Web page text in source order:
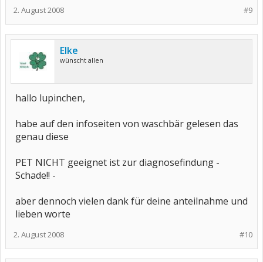
#9
2. August 2008
Elke
wünscht allen
hallo lupinchen,
habe auf den infoseiten von waschbär gelesen das
genau diese
PET NICHT geeignet ist zur diagnosefindung -
Schade!! -
aber dennoch vielen dank für deine anteilnahme und
lieben worte
#10
2. August 2008